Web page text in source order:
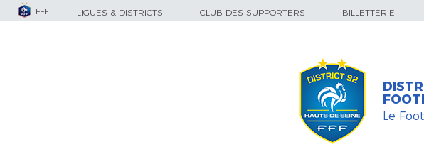
FFF LIGUES & DISTRICTS CLUB DES SUPPORTERS BILLETTERIE
Le